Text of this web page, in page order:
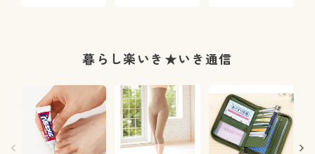
わらか・選べ
ス・洗濯機
OK・1年中は
ける)
ト・速乾・洗
暮らし楽いき★いき通信